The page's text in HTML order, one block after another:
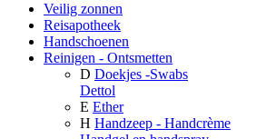
Veilig zonnen
Reisapotheek
Handschoenen
Reinigen - Ontsmetten
D Doekjes -Swabs
Dettol
E Ether
H Handzeep - Handcrème